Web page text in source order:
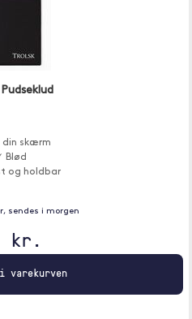
din skærm
Blød
og holdbar
sendes i morgen
kr.